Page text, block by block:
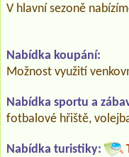
V hlavní sezoně
Nabídka koupání:
Možnost využití
Nabídka sportu a
fotbalové hřiště,
Nabídka turistiky: